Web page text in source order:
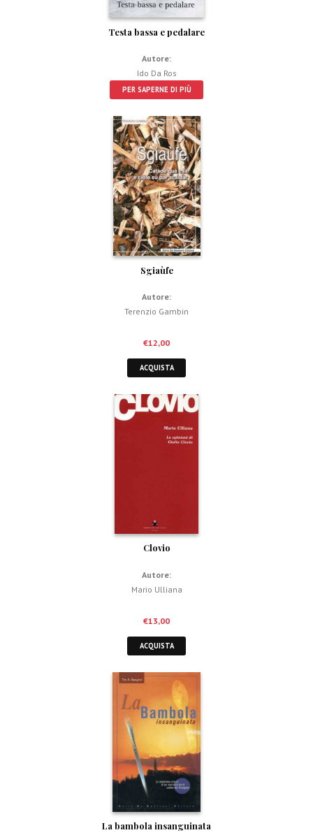
Testa bassa e pedalare
Autore:
Ido Da Ros
PER SAPERNE DI PIÙ
Sgiaùfe
Autore:
Terenzio Gambin
€12,00
ACQUISTA
Clovio
Autore:
Mario Ulliana
€13,00
ACQUISTA
La bambola insanguinata